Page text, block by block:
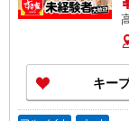
キー